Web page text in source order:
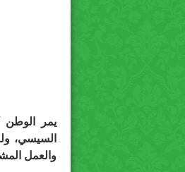
يمر الوطن
السيسي،
والعمل